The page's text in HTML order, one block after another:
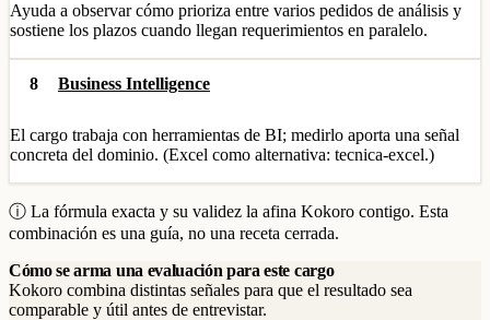
Ayuda a observar cómo prioriza entre varios pedidos de análisis y
sostiene los plazos cuando llegan requerimientos en paralelo.
8 Business Intelligence
El cargo trabaja con herramientas de BI; medirlo aporta una señal
concreta del dominio. (Excel como alternativa: tecnica-excel.)
ⓘ La fórmula exacta y su validez la afina Kokoro contigo. Esta
combinación es una guía, no una receta cerrada.
Cómo se arma una evaluación para este cargo
Kokoro combina distintas señales para que el resultado sea
comparable y útil antes de entrevistar.